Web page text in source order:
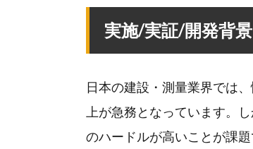
実施/実証/開発背
日本の建設・測量業界では
上が急務となっています。
のハードルが高いことが課